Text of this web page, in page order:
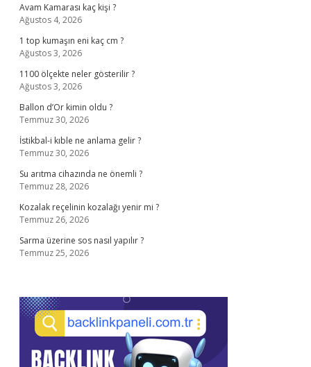
Avam Kamarası kaç kişi ?
Ağustos 4, 2026
1 top kumaşın eni kaç cm ?
Ağustos 3, 2026
1100 ölçekte neler gösterilir ?
Ağustos 3, 2026
Ballon d’Or kimin oldu ?
Temmuz 30, 2026
İstikbal-i kıble ne anlama gelir ?
Temmuz 30, 2026
Su arıtma cihazında ne önemli ?
Temmuz 28, 2026
Kozalak reçelinin kozalağı yenir mi ?
Temmuz 26, 2026
Sarma üzerine sos nasıl yapılır ?
Temmuz 25, 2026